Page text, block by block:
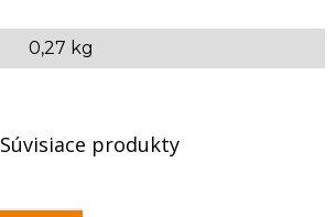
0,27 kg
Súvisiace produkty